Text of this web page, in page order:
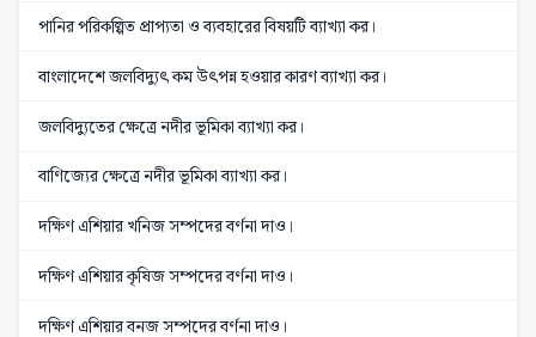
পানির পরিকল্পিত প্রাপ্যতা ও ব্যবহারের বিষয়টি ব্যাখ্যা কর।
বাংলাদেশে জলবিদ্যুৎ কম উৎপন্ন হওয়ার কারণ ব্যাখ্যা কর।
জলবিদ্যুতের ক্ষেত্রে নদীর ভূমিকা ব্যাখ্যা কর।
বাণিজ্যের ক্ষেত্রে নদীর ভূমিকা ব্যাখ্যা কর।
দক্ষিণ এশিয়ার খনিজ সম্পদের বর্ণনা দাও।
দক্ষিণ এশিয়ার কৃষিজ সম্পদের বর্ণনা দাও।
দক্ষিণ এশিয়ার বনজ সম্পদের বর্ণনা দাও।